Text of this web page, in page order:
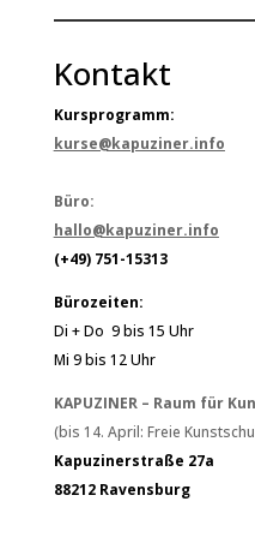
Kontakt
Kursprogramm:
kurse@kapuziner.info
Büro:
hallo@kapuziner.info
(+49) 751-15313
Bürozeiten:
Di + Do 9 bis 15 Uhr
Mi 9 bis 12 Uhr
KAPUZINER – Raum für
(bis 14. April: Freie
Kapuzinerstraße 27a
88212 Ravensburg